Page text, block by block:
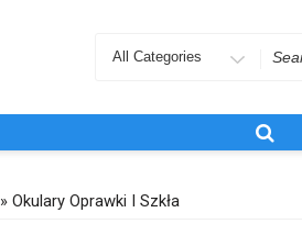
Search
» Okulary Oprawki I Szkła